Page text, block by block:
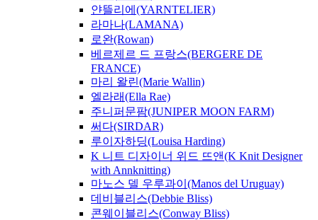
얀뜰리에(YARNTELIER)
라마나(LAMANA)
로완(Rowan)
베르제르 드 프랑스(BERGERE DE
FRANCE)
마리 왈린(Marie Wallin)
엘라래(Ella Rae)
주니퍼문팜(JUNIPER MOON FARM)
써다(SIRDAR)
루이자하딩(Louisa Harding)
K 니트 디자이너 위드 뜨앤(K Knit Designer
with Annknitting)
마노스 델 우루과이(Manos del Uruguay)
데비블리스(Debbie Bliss)
콘웨이블리스(Conway Bliss)